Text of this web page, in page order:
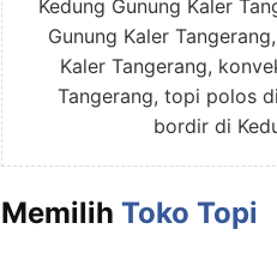
Kedung Gunung Kaler
Gunung Kaler
Kaler Tangerang,
Tangerang, topi polos
bordir di
Memilih Toko Topi